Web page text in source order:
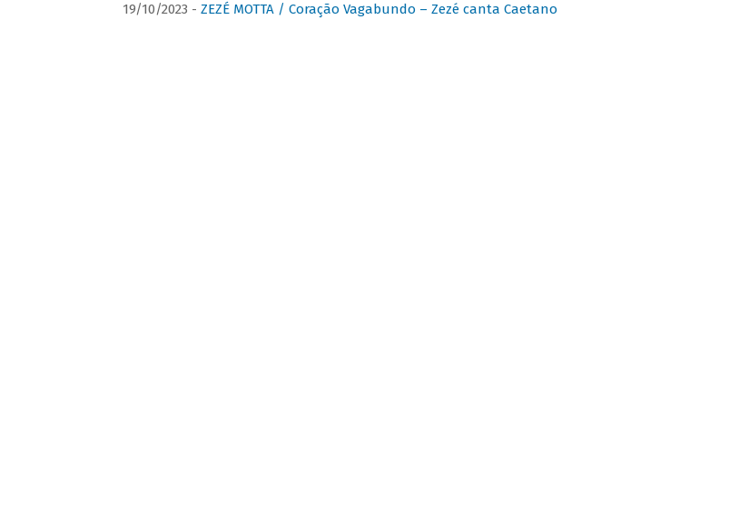
19/10/2023 - ZEZÉ MOTTA / Coração Vagabundo – Zezé canta Caetano